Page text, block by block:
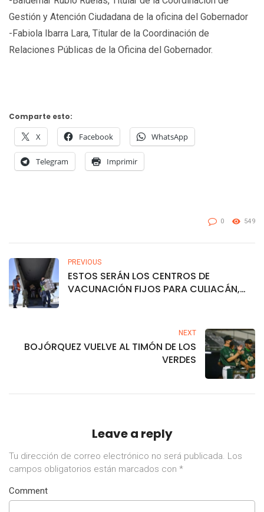
Gestión y Atención Ciudadana de la oficina del Gobernador
-Fabiola Ibarra Lara, Titular de la Coordinación de
Relaciones Públicas de la Oficina del Gobernador.
Comparte esto:
X Facebook WhatsApp
Telegram Imprimir
0 549
PREVIOUS
ESTOS SERÁN LOS CENTROS DE
VACUNACIÓN FIJOS PARA CULIACÁN,
NEXT
BOJÓRQUEZ VUELVE AL TIMÓN DE LOS
VERDES
Leave a reply
Tu dirección de correo electrónico no será publicada. Los
campos obligatorios están marcados con *
Comment